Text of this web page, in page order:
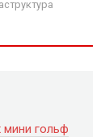
гольф